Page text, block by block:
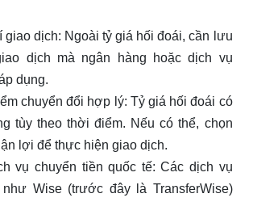
giao dịch: Ngoài tỷ giá hối đoái, cần lưu
dịch mà ngân hàng hoặc dịch vụ
dụng.
chuyển đổi hợp lý: Tỷ giá hối đoái có
tùy theo thời điểm. Nếu có thể, chọn
lợi để thực hiện giao dịch.
vụ chuyển tiền quốc tế: Các dịch vụ
Wise (trước đây là TransferWise)